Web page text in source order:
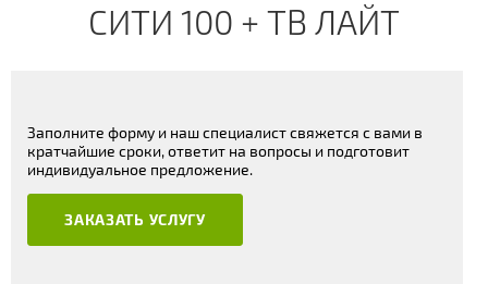
СИТИ 100 + ТВ ЛАЙТ
Заполните форму и наш специалист свяжется с вами в
кратчайшие сроки, ответит на вопросы и подготовит
индивидуальное предложение.
ЗАКАЗАТЬ УСЛУГУ